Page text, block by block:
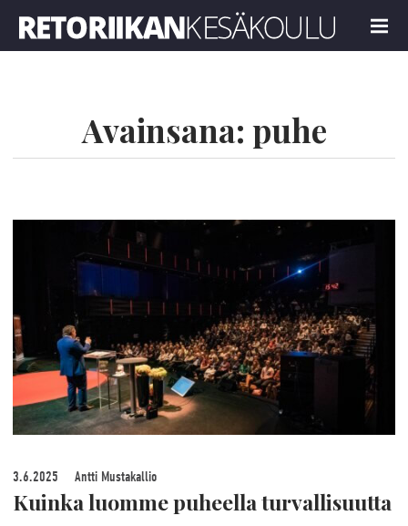
MENU
Avainsana: puhe
3.6.2025 Antti Mustakallio
Kuinka luomme puheella turvallisuutta